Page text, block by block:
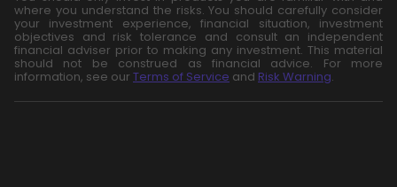
where you understand the risks. You should carefully consider
your investment experience, financial situation, investment
objectives and risk tolerance and consult an independent
financial adviser prior to making any investment. This material
should not be construed as financial advice. For more
information, see our Terms of Service and Risk Warning.